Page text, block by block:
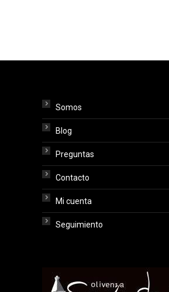
Somos
Blog
Preguntas
Contacto
Mi cuenta
Seguimiento